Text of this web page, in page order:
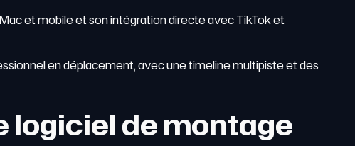
et mobile et son intégration directe avec TikTok et
en déplacement, avec une timeline multipiste et des
logiciel de montage